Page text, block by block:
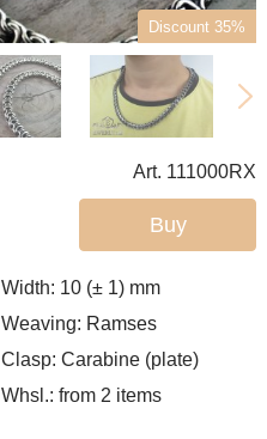
Discount 35%
Art. 111000RX
Buy
Width: 10 (± 1) mm
Weaving: Ramses
Clasp:Carabine (plate)
Whsl.: from 2 items